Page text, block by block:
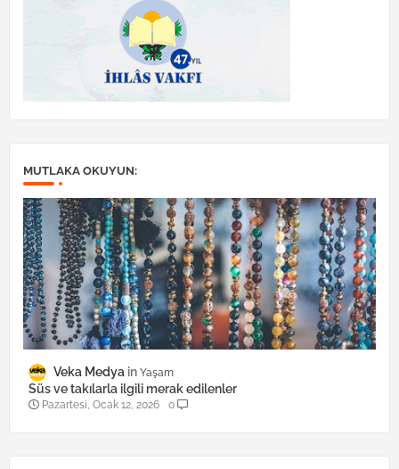
MUTLAKA OKUYUN:
Veka Medya Yaşam
Süs ve takılarla ilgili merak edilenler
Pazartesi, Ocak 12, 2026 0